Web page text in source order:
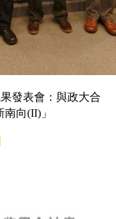
發表會：與政大合
向(II)」